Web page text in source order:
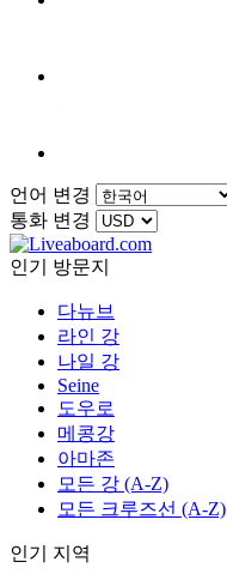
언어 변경
통화 변경
인기 방문지
다뉴브
라인 강
나일 강
Seine
도우로
메콩강
아마존
모든 강 (A-Z)
모든 크루즈선 (A-Z)
인기 지역